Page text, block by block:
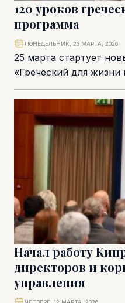
120 уроков
программа
25 марта стартует
«Греческий для жизни
основной принцип
ПОНЕДЕЛЬНИК, 23 МАРТА, 2026
Начал работу
директоров и
управления